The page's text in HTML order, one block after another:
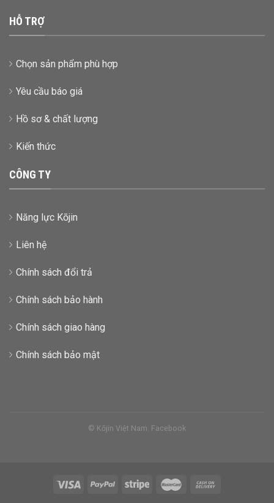
HỖ TRỢ
Chọn sản phẩm phù hợp
Yêu cầu báo giá
Hồ sơ & chất lượng
Kiến thức
CÔNG TY
Năng lực Kōjin
Liên hệ
Chính sách đổi trả
Chính sách bảo hành
Chính sách giao hàng
Chính sách bảo mật
© Kōjin Việt Nam. Facebook